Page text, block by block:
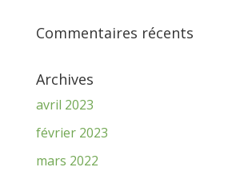
Commentaires récents
Archives
avril 2023
février 2023
mars 2022